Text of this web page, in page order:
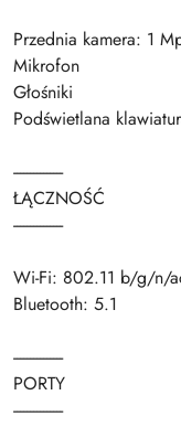
Przednia kamera: 1
Mikrofon
Głośniki
Podświetlana
---------------
ŁĄCZNOŚĆ
---------------
Wi-Fi: 802.11 b/g/n/
Bluetooth: 5.1
---------------
PORTY
---------------